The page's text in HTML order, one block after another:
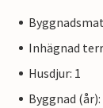
Inhägnad
Husdjur: 1
Byggnad (år):